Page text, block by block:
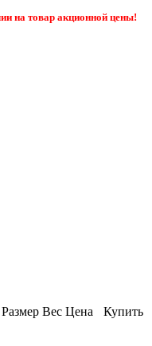
на товар акционной цены!
Размер Вес Цена Купить